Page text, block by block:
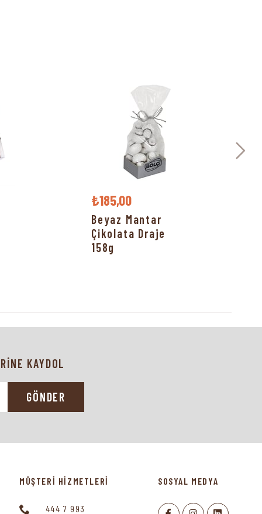
₺185,00
Beyaz Mantar
Çikolata Draje
158g
KAYDOL
GÖNDER
MÜŞTERİ HİZMETLERİ
444 7 993
SOSYAL MEDYA